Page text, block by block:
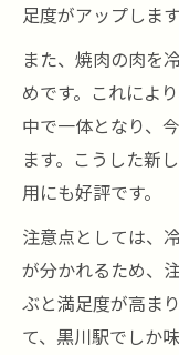
足度がアップします
また、焼肉の肉を
めです。これによ
中で一体となり、
ます。こうした新
用にも好評です。
注意点としては、
が分かれるため、
ぶと満足度が高ま
て、黒川駅でしか